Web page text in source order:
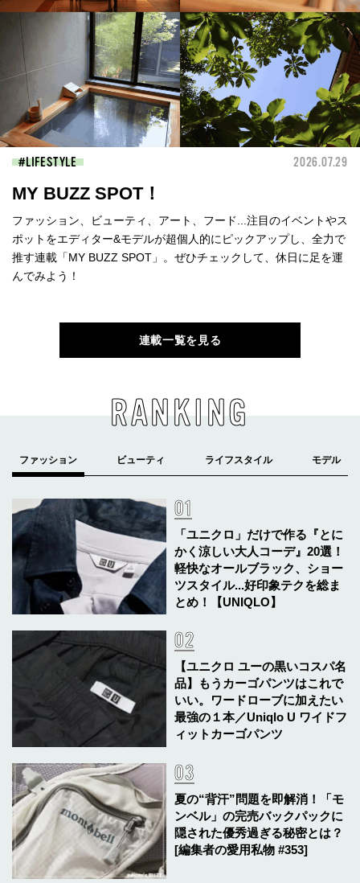
LIFESTYLE 2026.07.29
MY BUZZ SPOT！
ファッション、ビューティ、アート、フード...注目のイベントやス
ポットをエディター&モデルが超個人的にピックアップし、全力で
推す連載「MY BUZZ SPOT」。ぜひチェックして、休日に足を運
んでみよう！
連載一覧を見る
RANKING
「ユニクロ」だけで作る『とに
かく涼しい大人コーデ』20選！
軽快なオールブラック、ショー
ツスタイル...好印象テクを総ま
とめ！【UNIQLO】
【ユニクロ ユーの黒いコスパ名
品】もうカーゴパンツはこれで
いい。ワードローブに加えたい
最強の１本／Uniqlo U ワイドフ
ィットカーゴパンツ
夏の“背汗”問題を即解消！「モ
ンベル」の完売バックパックに
隠された優秀過ぎる秘密とは？
[編集者の愛用私物 #353]